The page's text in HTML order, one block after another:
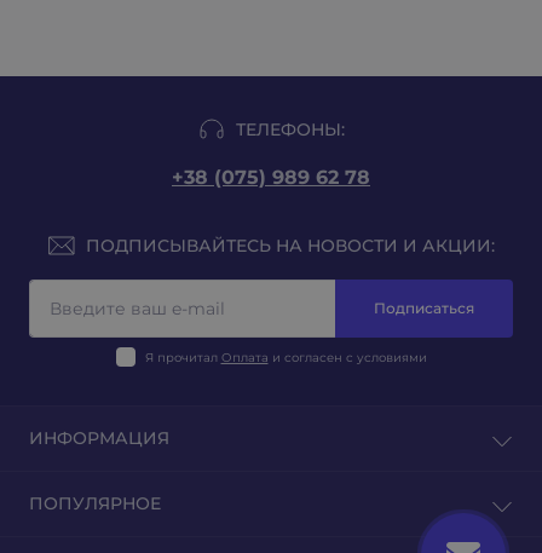
ТЕЛЕФОНЫ:
+38 (075) 989 62 78
ПОДПИСЫВАЙТЕСЬ НА НОВОСТИ И АКЦИИ:
Подписаться
Я прочитал Оплата и согласен с условиями
ИНФОРМАЦИЯ
Отзывы
ПОПУЛЯРНОЕ